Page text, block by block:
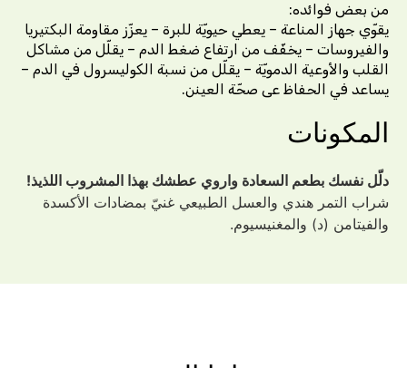
فوائده:
المناعة – يعطي حيويّة للبرة – يعزّز مقاومة البكتيريا
– يخفّف من ارتفاع ضغط الدم – يقلّل من مشاكل
الدمويّة – يقلّل من نسبة الكوليسرول في الدم –
الحفاظعى صحّة العينن.
بطعم السعادة واروي عطشك بهذا المشروباللذيذ!
هندي والعسل الطبيعي غنيّ بمضادات الأكسدة
(د) والمغنيسيوم.